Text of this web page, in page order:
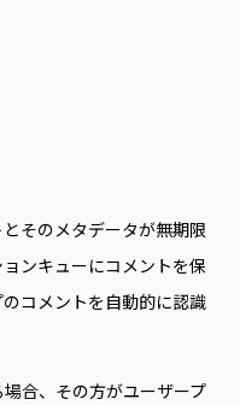
そのメタデータが無期限
ンキューにコメントを保
コメントを自動的に認識
合、その方がユーザープ